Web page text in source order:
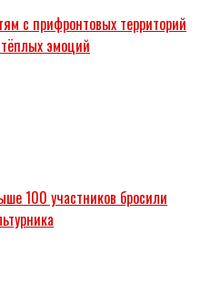
с прифронтовых территорий
эмоций
100 участников бросили